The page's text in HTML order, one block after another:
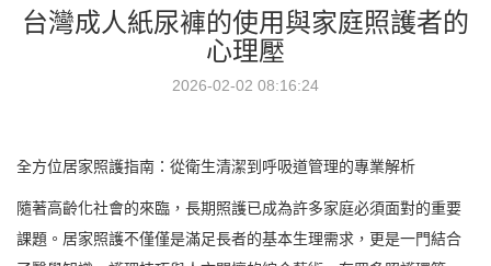
台灣成人紙尿褲的使用與家庭照護者的
心理壓
2026-02-02 08:16:24
全方位居家照護指南：從衛生清潔到呼吸道管理的專業解析
隨著高齡化社會的來臨，長期照護已成為許多家庭必須面對的重要
課題。居家照護不僅僅是滿足長者的基本生理需求，更是一門結合